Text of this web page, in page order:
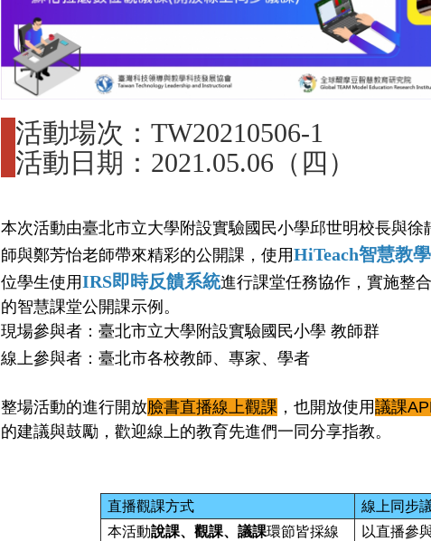
活動場次：TW20210506-1
活動日期：2021.05.06（四）
本次活動由臺北市立大學附設實驗國民小學邱世明校長與徐
師與鄭芳怡老師帶來精彩的公開課，使用HiTeach智慧教學
位學生使用IRS即時反饋系統進行課堂任務協作，實施整
的智慧課堂公開課示例。
現場參與者： 臺北市立大學附設實驗國民小學 教師群
線上參與者：臺北市各校教師、專家、學者
整場活動的進行開放臉書直播線上觀課 ，也開放使用議課
的建議與鼓勵，歡迎線上的教育先進們一同分享指教。
直播觀課方式
線上同步
本活動說課、觀課、議課環節皆採線
以直播參